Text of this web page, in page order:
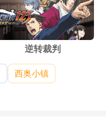
逆转裁判
西奥小镇